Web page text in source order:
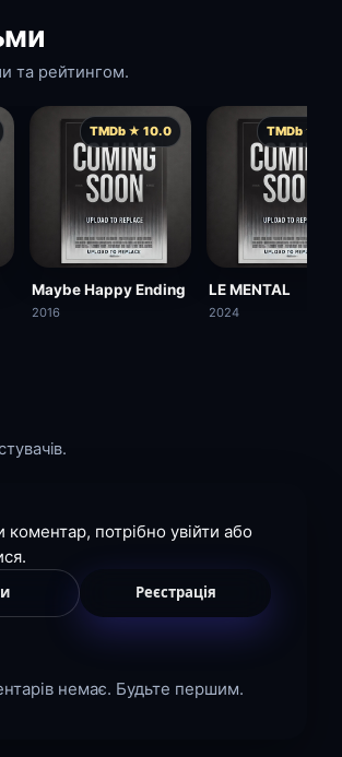
та рейтингом.
TMDb ★ 10.0
Maybe Happy Ending
2016
TMDb ★
LE MENTAL
2024
потрібно увійти або
Реєстрація
немає. Будьте першим.